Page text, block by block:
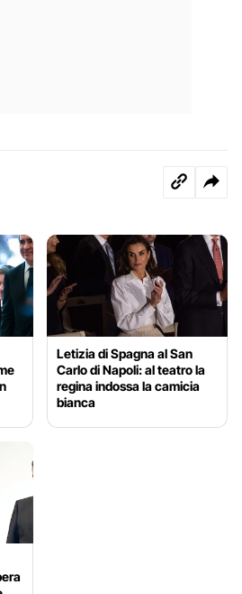
Letizia di Spagna al San
Carlo di Napoli: al teatro la
regina indossa la camicia
bianca